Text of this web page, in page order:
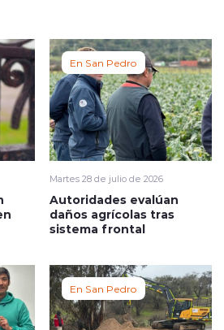
En San Pedro
Martes 28 de julio de 2026
Autoridades evalúan
daños agrícolas tras
sistema frontal
En San Pedro